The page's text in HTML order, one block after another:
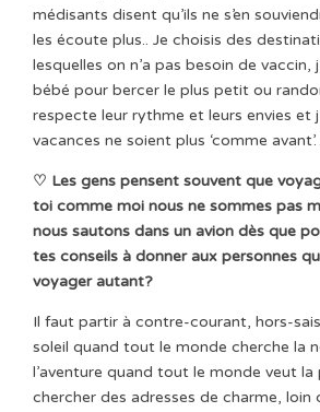
médisants disent qu’ils ne s’en
les écoute plus.. Je choisis des
lesquelles on n’a pas besoin de vaccin,
bébé pour bercer le plus petit ou
respecte leur rythme et leurs envies et
vacances ne soient plus ‘comme
♡ Les gens pensent souvent que
toi comme moi nous ne sommes pas
nous sautons dans un avion dès que
tes conseils à donner aux personnes
voyager autant?
Il faut partir à contre-courant, hors-
soleil quand tout le monde cherche la
l’aventure quand tout le monde veut
chercher des adresses de charme, loin